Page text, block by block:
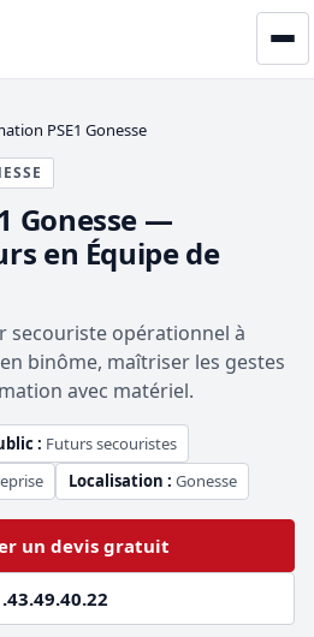
PSE1 Gonesse
Gonesse —
en Équipe de
secouriste opérationnel à
binôme, maîtriser les gestes
avec matériel.
: Futurs secouristes
Localisation : Gonesse
un devis gratuit